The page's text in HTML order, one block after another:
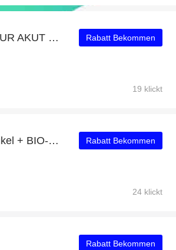
Sonderangebot + 23% Rabatt auf EMCUR AKUT SPRAY Rabatt Bekommen
19 klickt
Bis zu 40% Rabatt auf ausgewählte Artikel + BIO-HANFPROTEIN SCHOKOLADE mit 24% Rabatt Rabatt Bekommen
24 klickt
Rabatt Bekommen